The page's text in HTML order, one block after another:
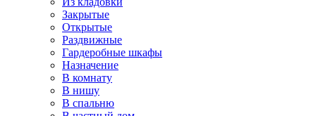
Закрытые
Открытые
Раздвижные
Гардеробные шкафы
Назначение
В комнату
В нишу
В спальню